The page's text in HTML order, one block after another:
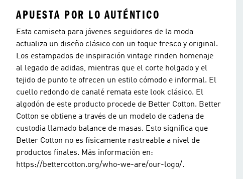
APUESTA POR LO AUTÉNTICO
Esta camiseta para jóvenes seguidores de la moda
actualiza un diseño clásico con un toque fresco y original.
Los estampados de inspiración vintage rinden homenaje
al legado de adidas, mientras que el corte holgado y el
tejido de punto te ofrecen un estilo cómodo e informal. El
cuello redondo de canalé remata este look clásico. El
algodón de este producto procede de Better Cotton. Better
Cotton se obtiene a través de un modelo de cadena de
custodia llamado balance de masas. Esto significa que
Better Cotton no es físicamente rastreable a nivel de
productos finales. Más información en:
https://bettercotton.org/who-we-are/our-logo/.